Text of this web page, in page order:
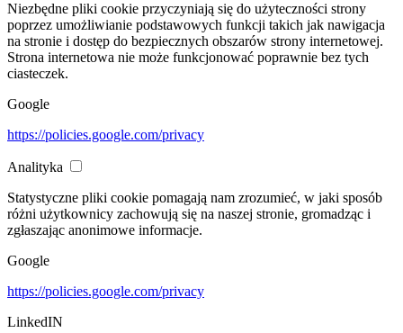
Niezbędne pliki cookie przyczyniają się do użyteczności strony
poprzez umożliwianie podstawowych funkcji takich jak nawigacja
na stronie i dostęp do bezpiecznych obszarów strony internetowej.
Strona internetowa nie może funkcjonować poprawnie bez tych
ciasteczek.
Google
https://policies.google.com/privacy
Analityka
Statystyczne pliki cookie pomagają nam zrozumieć, w jaki sposób
różni użytkownicy zachowują się na naszej stronie, gromadząc i
zgłaszając anonimowe informacje.
Google
https://policies.google.com/privacy
LinkedIN